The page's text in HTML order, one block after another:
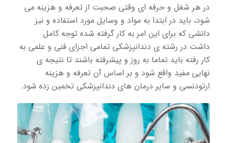
در هر شغل و حرفه ای وقتی صحبت از تعرفه و هزینه می
شود، باید در ابتدا به مواد و‌ وسایل مورد استفاده و نیز
دانشی که برای این امر به کار گرفته شده توجه کامل
داشت.در رشته ی دندانپزشکی تمامی اجزای فنی و علمی به
کار رفته باید تماما به روز و پیشرفته باشند تا نتیجه ی
نهایی مفید واقع شود و بر اساس آن تعرفه و هزینه
ارتودنسی و سایر درمان های دندانپزشکی تخمین زده شود.